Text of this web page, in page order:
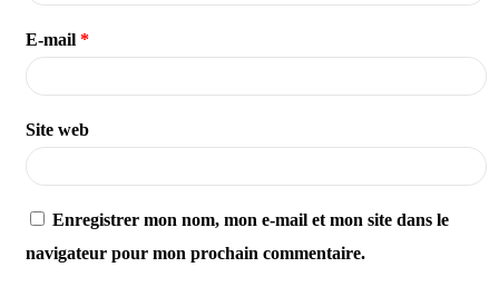
E-mail *
Site web
Enregistrer mon nom, mon e-mail et mon site dans le
navigateur pour mon prochain commentaire.